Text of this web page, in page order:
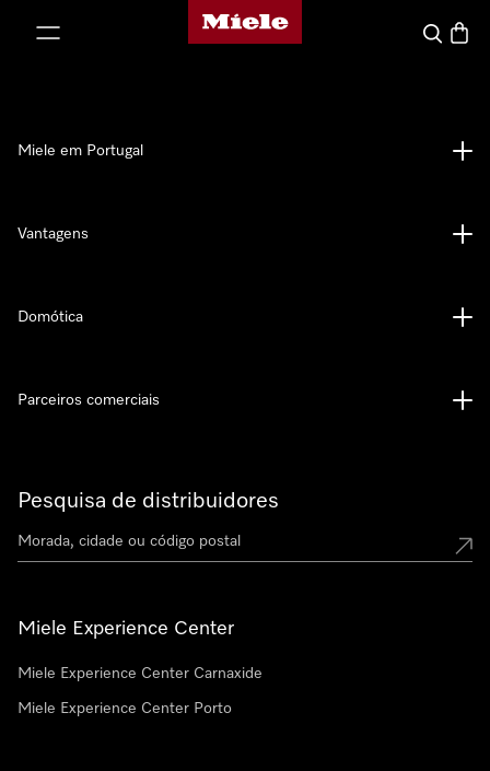
Página principal da Miele
Pesquisa
Pesquisa de distribuidores
Miele Experience Center
Miele Experience Center Carnaxide
Miele Experience Center Porto
Miele em Portugal
Vantagens
Domótica
Parceiros comerciais